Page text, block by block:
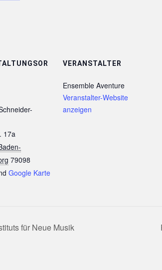
17a
79098
Google Karte
VERANSTALTER
Ensemble Aventure
Veranstalter-Website
anzeigen
für Neue Musik